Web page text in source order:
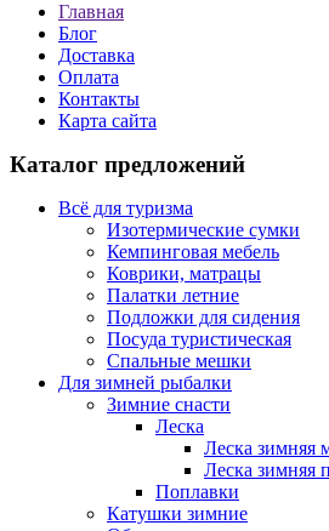
Главная
Блог
Доставка
Оплата
Контакты
Карта сайта
Каталог предложений
Всё для туризма
Изотермические сумки
Кемпинговая мебель
Коврики, матрацы
Палатки летние
Подложки для сидения
Посуда туристическая
Спальные мешки
Для зимней рыбалки
Зимние снасти
Леска
Леска зимняя
Леска зимняя
Поплавки
Катушки зимние